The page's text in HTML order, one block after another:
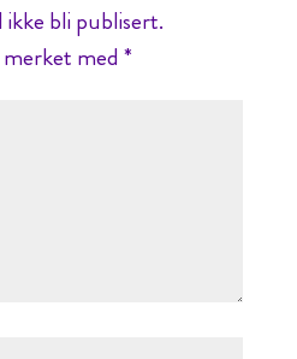
ikke bli publisert.
med*